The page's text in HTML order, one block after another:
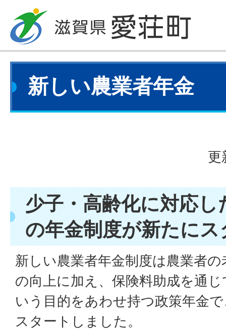
新しい農業者年金
更
少子・高齢化に対応
の年金制度が新たにス
新しい農業者年金制度は農業者
の向上に加え、保険料助成を通
いう目的をあわせ持つ政策年金
スタートしました。